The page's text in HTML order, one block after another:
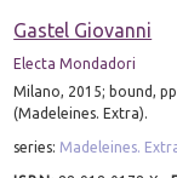
Gastel Giovanni
Electa Mondadori
Milano, 2015; bound,
(Madeleines. Extra).
series: Madeleines.